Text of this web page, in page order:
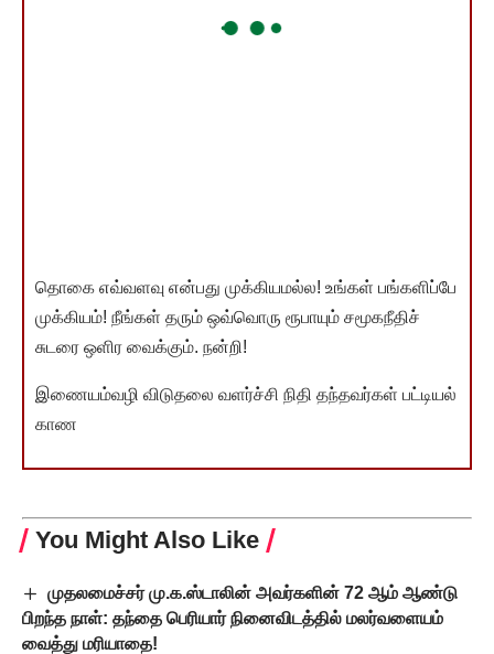
தொகை எவ்வளவு என்பது முக்கியமல்ல! உங்கள் பங்களிப்பே
முக்கியம்! நீங்கள் தரும் ஒவ்வொரு ரூபாயும் சமூகநீதிச்
சுடரை ஒளிர வைக்கும். நன்றி!
இணையம்வழி விடுதலை வளர்ச்சி நிதி தந்தவர்கள் பட்டியல்
காண
You Might Also Like
முதலமைச்சர் மு.க.ஸ்டாலின் அவர்களின் 72 ஆம் ஆண்டு
பிறந்த நாள்: தந்தை பெரியார் நினைவிடத்தில் மலர்வளையம்
வைத்து மரியாதை!